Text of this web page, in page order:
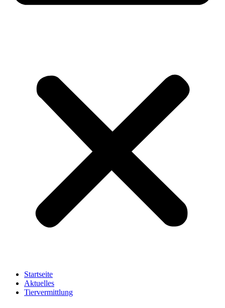
Startseite
Aktuelles
Tiervermittlung